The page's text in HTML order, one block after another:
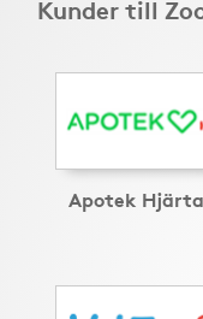
Kunder till
Apotek